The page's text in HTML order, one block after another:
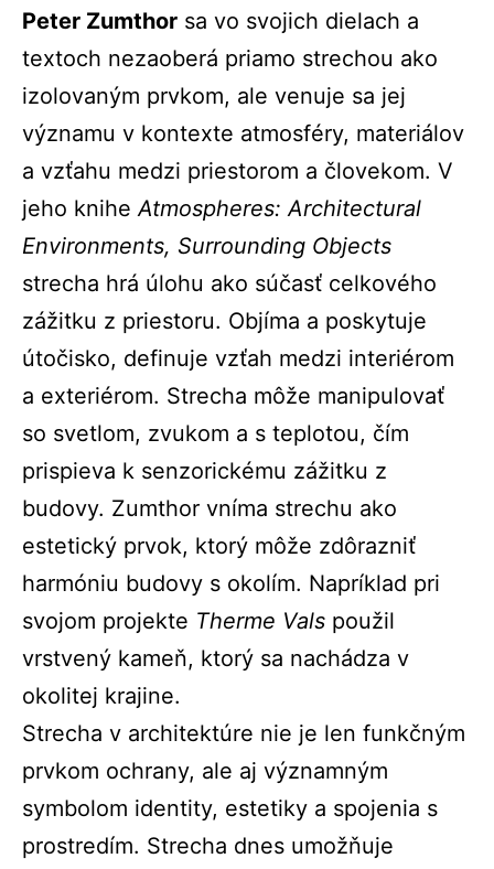
Peter Zumthor sa vo svojich dielach a
textoch nezaoberá priamo strechou ako
izolovaným prvkom, ale venuje sa jej
významu v kontexte atmosféry, materiálov
a vzťahu medzi priestorom a človekom. V
jeho kniheAtmospheres: Architectural
Environments, Surrounding Objects
strecha hrá úlohu ako súčasť celkového
zážitku z priestoru. Objíma a poskytuje
útočisko, definuje vzťah medzi interiérom
a exteriérom. Strecha môže manipulovať
so svetlom, zvukom a s teplotou, čím
prispieva k senzorickému zážitku z
budovy. Zumthor vníma strechu ako
estetický prvok, ktorý môže zdôrazniť
harmóniu budovy s okolím. Napríklad pri
svojom projekte Therme Vals použil
vrstvený kameň, ktorý sa nachádza v
okolitej krajine.
Strecha v architektúre nie je len funkčným
prvkom ochrany, ale aj významným
symbolom identity, estetiky a spojenia s
prostredím. Strecha dnes umožňuje